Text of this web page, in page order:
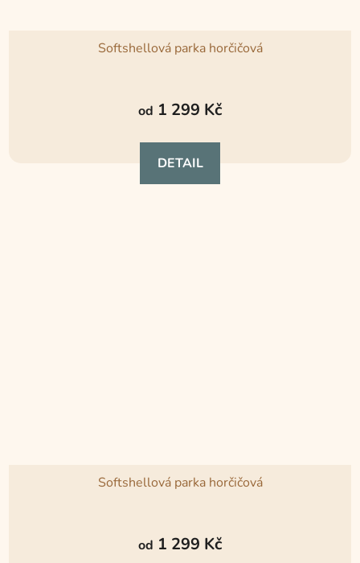
Softshellová parka horčičová
od 1 299 Kč
DETAIL
Softshellová parka horčičová
od 1 299 Kč